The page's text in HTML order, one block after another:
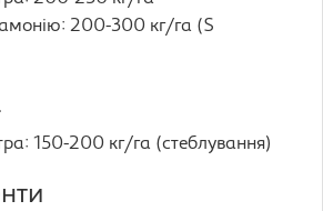
200-300 кг/га (S
150-200 кг/га (стеблування)